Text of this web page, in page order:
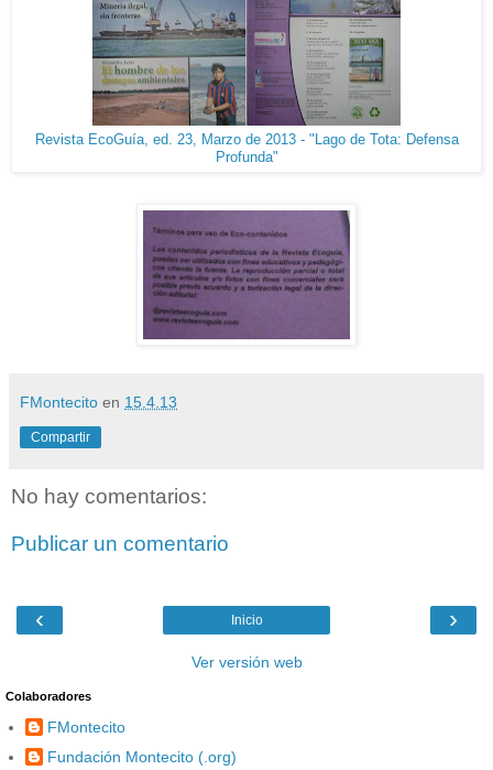
Revista EcoGuía, ed. 23, Marzo de 2013 - "Lago de Tota: Defensa
Profunda"
FMontecito en 15.4.13
Compartir
No hay comentarios:
Publicar un comentario
‹ ›
Inicio
Ver versión web
Colaboradores
FMontecito
Fundación Montecito (.org)